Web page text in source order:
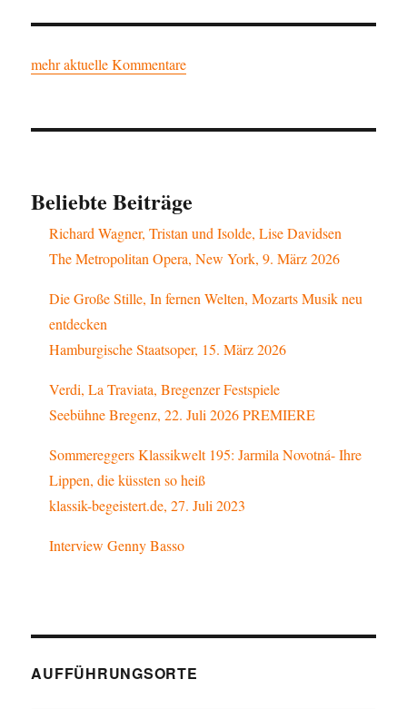
mehr aktuelle Kommentare
Beliebte Beiträge
Richard Wagner, Tristan und Isolde, Lise Davidsen
The Metropolitan Opera, New York, 9. März 2026
Die Große Stille, In fernen Welten, Mozarts Musik neu
entdecken
Hamburgische Staatsoper, 15. März 2026
Verdi, La Traviata, Bregenzer Festspiele
Seebühne Bregenz, 22. Juli 2026 PREMIERE
Sommereggers Klassikwelt 195: Jarmila Novotná- Ihre
Lippen, die küssten so heiß
klassik-begeistert.de, 27. Juli 2023
Interview Genny Basso
AUFFÜHRUNGSORTE